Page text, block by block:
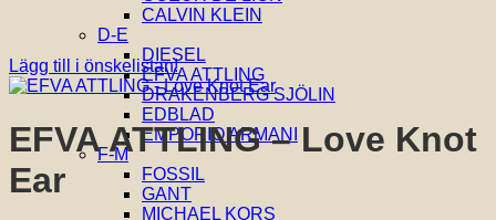
CALVIN KLEIN
D-E
DIESEL
EFVA ATTLING
DRAKENBERG SJÖLIN
EDBLAD
EMPORIO ARMANI
F-M
FOSSIL
GANT
MICHAEL KORS
Lägg till i önskelistan!
EFVA ATTLING – Love Knot
Ear